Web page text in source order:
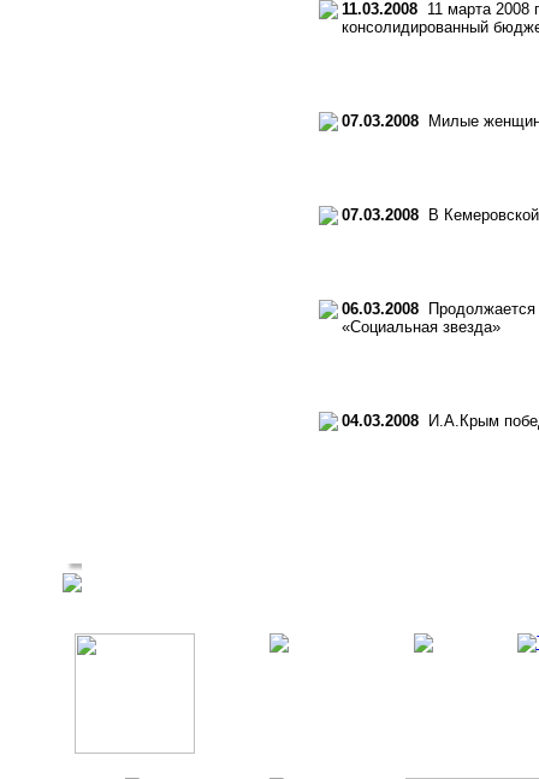
11.03.2008 11 марта 2008
консолидированный
07.03.2008 Милые
07.03.2008 В
06.03.2008 Продолжается
«Социальная звезда»
04.03.2008 И.А.Крым